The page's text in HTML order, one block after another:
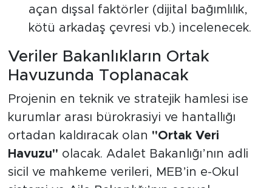
açan dışsal faktörler (dijital bağımlılık,
kötü arkadaş çevresi vb.) incelenecek.
Veriler Bakanlıkların Ortak
Havuzunda Toplanacak
Projenin en teknik ve stratejik hamlesi ise
kurumlar arası bürokrasiyi ve hantallığı
ortadan kaldıracak olan "Ortak Veri
Havuzu" olacak. Adalet Bakanlığı’nın adli
sicil ve mahkeme verileri, MEB’in e-Okul